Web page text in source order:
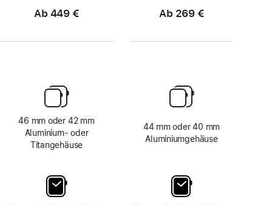
Ab 449 €
46 mm oder 42 mm
Aluminium‑ oder
Titangehäuse
Ab 269 €
44 mm oder 40 mm
Aluminiumgehäuse